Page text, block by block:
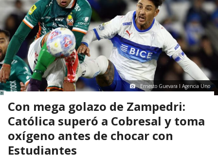
Ernesto Guevara I Agencia Uno
Con mega golazo de Zampedri:
Católica superó a Cobresal y toma
oxígeno antes de chocar con
Estudiantes